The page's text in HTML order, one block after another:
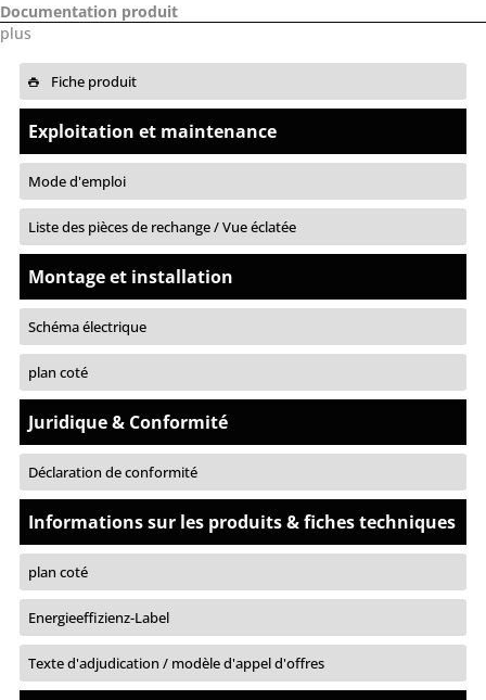
Documentation produit
plus
Fiche produit
Exploitation et maintenance
Mode d'emploi
Liste des pièces de rechange / Vue éclatée
Montage et installation
Schéma électrique
plan coté
Juridique & Conformité
Déclaration de conformité
Informations sur les produits & fiches techniques
plan coté
Energieeffizienz-Label
Texte d'adjudication / modèle d'appel d'offres